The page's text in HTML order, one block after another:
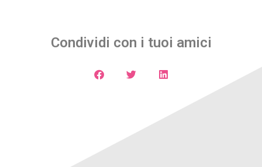
Condividi con i tuoi amici